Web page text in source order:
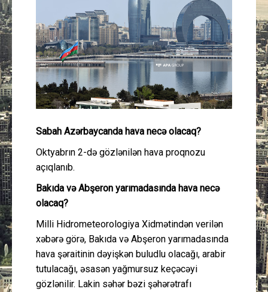
Mədəniyyət
Müsahibə
İdman
Layihə
Gündəm
Cəmiyyət
Peşə etikası
Əlaqə
Sabah Azərbaycanda hava necə olacaq?
Oktyabrın 2-də gözlənilən hava proqnozu
açıqlanıb.
Bakıda və Abşeron yarımadasında hava necə
olacaq?
Milli Hidrometeorologiya Xidmətindən verilən
xəbərə görə, Bakıda və Abşeron yarımadasında
hava şəraitinin dəyişkən buludlu olacağı, arabir
tutulacağı, əsasən yağmursuz keçəcəyi
gözlənilir. Lakin səhər bəzi şəhərətrafı